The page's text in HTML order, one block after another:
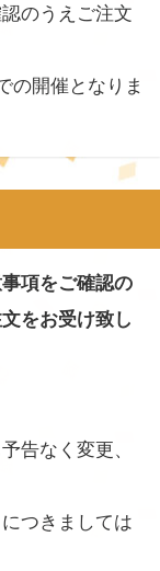
のうえご注文
の開催となりま
項をご確認の
をお受け致し
告なく変更、
つきましては